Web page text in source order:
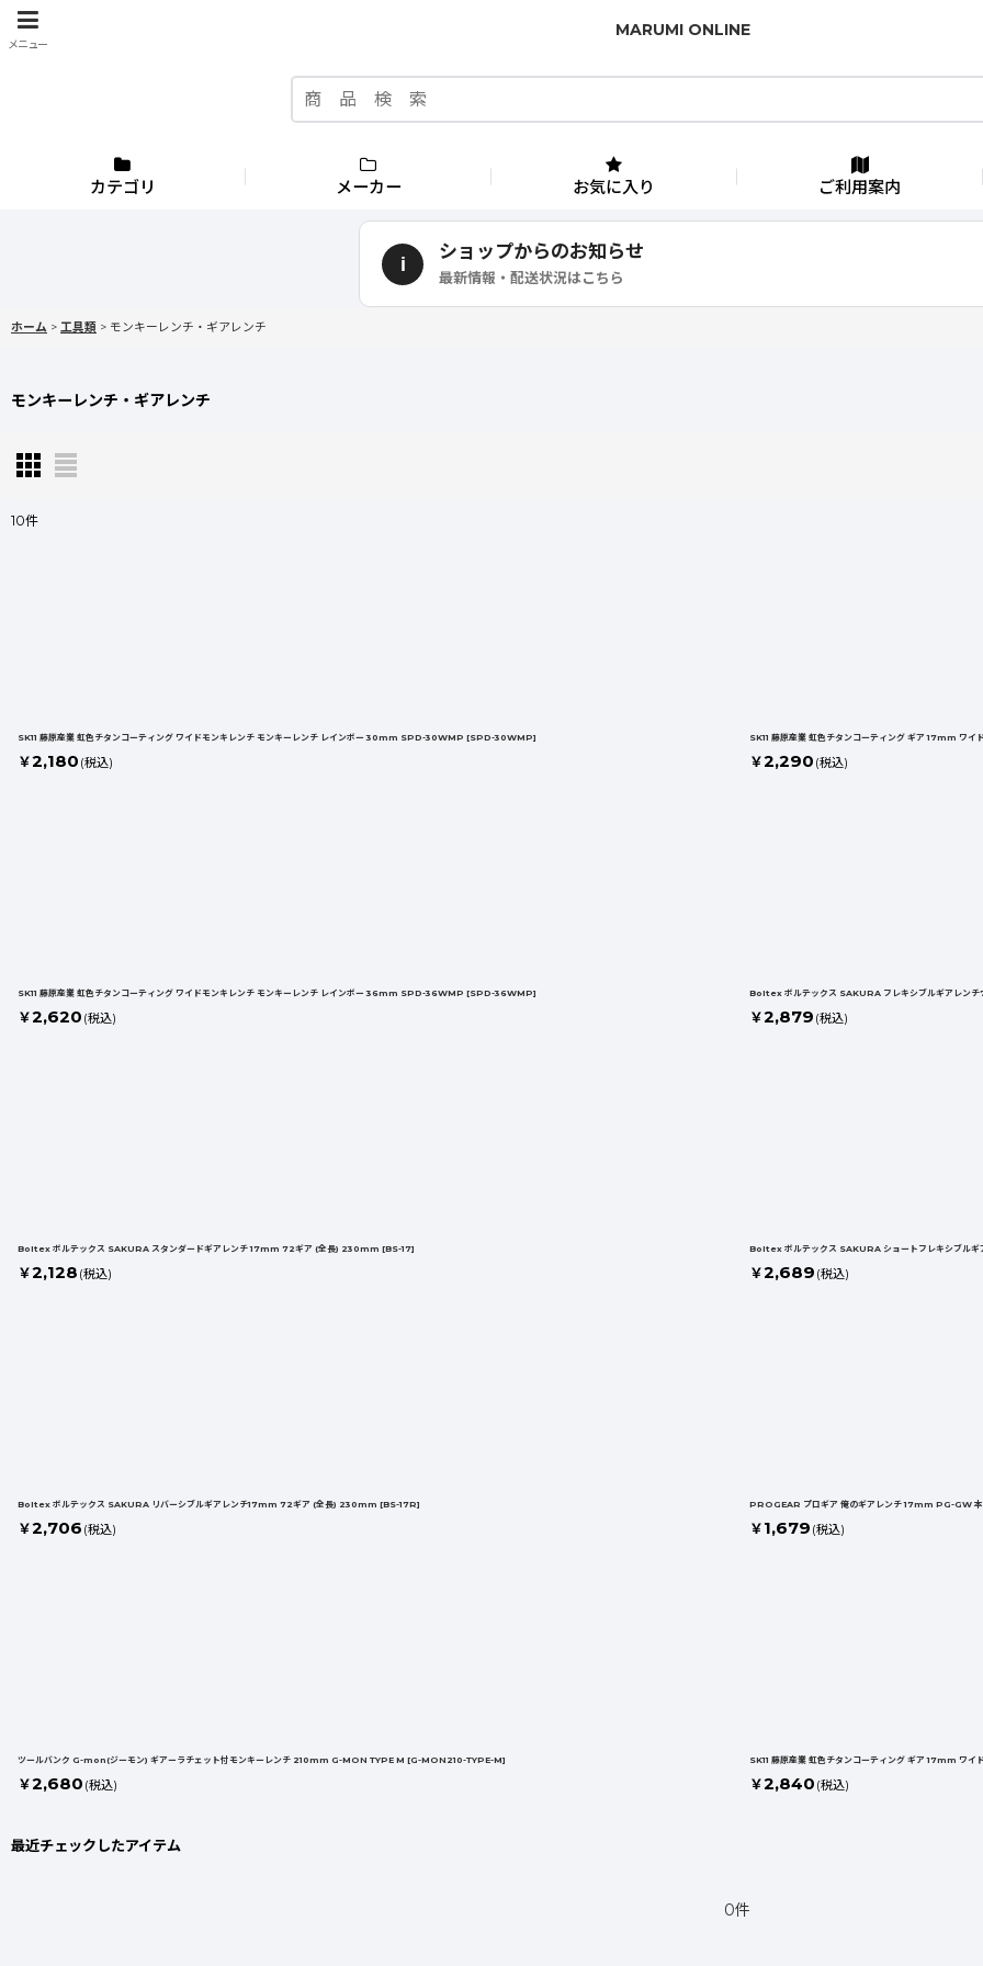
メニュー
MARUMI ONLINE
カテゴリ メーカー お気に入り ご利用案内
i
ショップからのお知らせ
最新情報・配送状況はこちら
ホーム > 工具類 > モンキーレンチ・ギアレンチ
モンキーレンチ・ギアレンチ
10件
SK11 藤原産業 虹色チタンコーティング ワイドモンキレンチ モンキーレンチ レインボー 30mm SPD-30WMP [SPD-30WMP]
￥2,180 (税込)
SK11 藤原産業 虹色チタンコーティング ギア 17mm ワ
￥2,290 (税込)
SK11 藤原産業 虹色チタンコーティング ワイドモンキレンチ モンキーレンチ レインボー 36mm SPD-36WMP [SPD-36WMP]
￥2,620 (税込)
Boltex ボルテックス SAKURA フレキシブルギアレン
￥2,879 (税込)
Boltex ボルテックス SAKURA スタンダードギアレンチ 17mm 72ギア (全長) 230mm [BS-17]
￥2,128 (税込)
Boltex ボルテックス SAKURA ショートフレキシブル
￥2,689 (税込)
Boltex ボルテックス SAKURA リバーシブルギアレンチ17mm 72ギア (全長) 230mm [BS-17R]
￥2,706 (税込)
PROGEAR プロギア 俺のギアレンチ 17mm PG-GW 本
￥ 1,679 (税込)
ツールバンク G-mon(ジーモン) ギアーラチェット付モンキーレンチ 210mm G-MON TYPE M [G-MON210-TYPE-M]
￥2,680 (税込)
SK11 藤原産業 虹色チタンコーティング ギア 17mm ワ
￥2,840 (税込)
最近チェックしたアイテム
0件